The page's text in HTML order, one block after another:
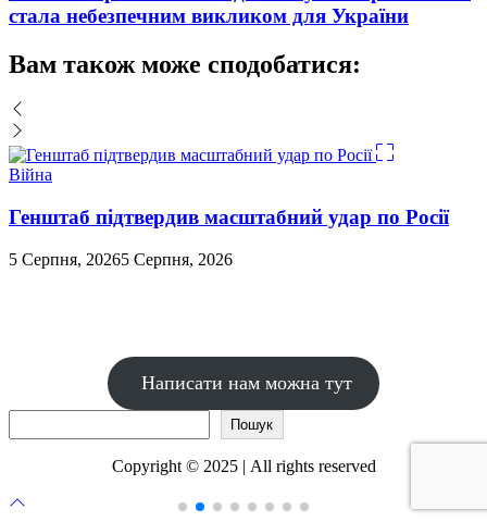
стала небезпечним викликом для України
Вам також може сподобатися:
Війна
Генштаб підтвердив масштабний удар по Росії
5 Серпня, 20265 Серпня, 2026
Написати нам можна тут
Пошук
Copyright © 2025 | All rights reserved
Прокрутка